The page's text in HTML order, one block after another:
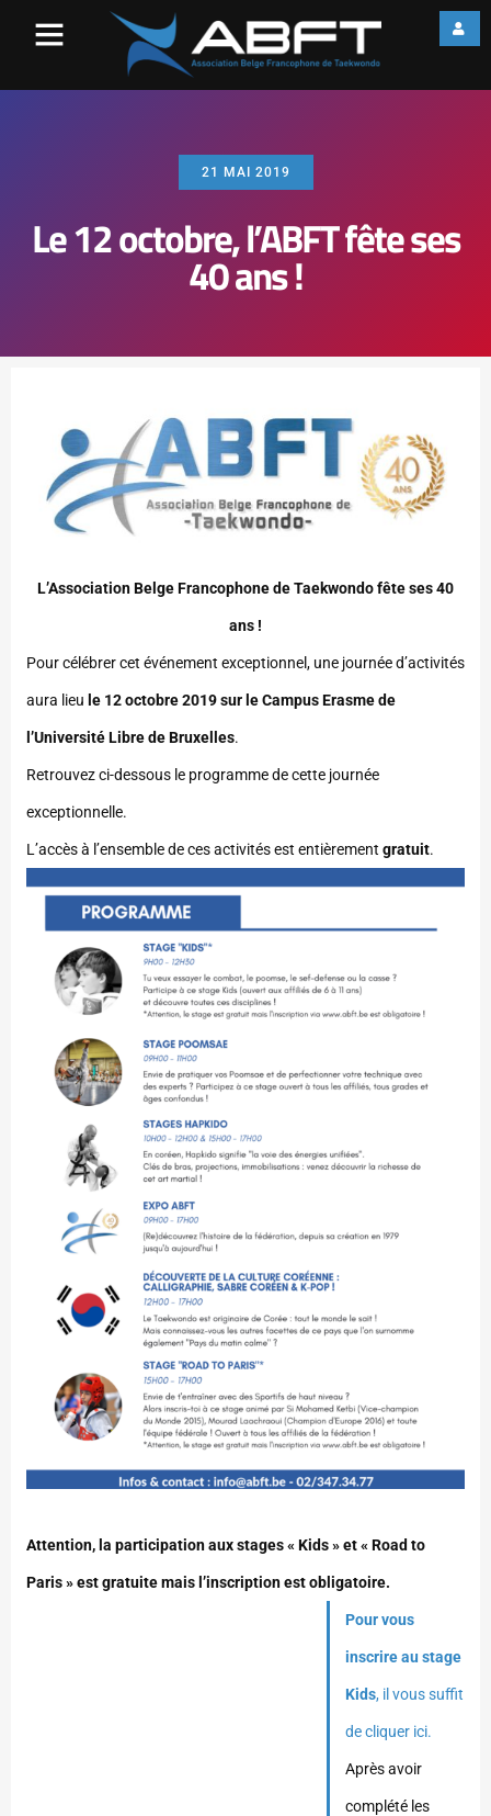
21 MAI 2019
Le 12 octobre, l’ABFT fête ses
40 ans !
L’Association Belge Francophone de Taekwondo fête ses 40
ans !
Pour célébrer cet événement exceptionnel, une journée d’activités
aura lieu le 12 octobre 2019 sur le Campus Erasme de
l’Université Libre de Bruxelles.
Retrouvez ci-dessous le programme de cette journée
exceptionnelle.
L’accès à l’ensemble de ces activités est entièrement gratuit.
Attention, la participation aux stages « Kids » et « Road to
Paris » est gratuite mais l’inscription est obligatoire.
Pour vous
inscrire au stage
Kids, il vous suffit
de cliquer ici.
Après avoir
complété les